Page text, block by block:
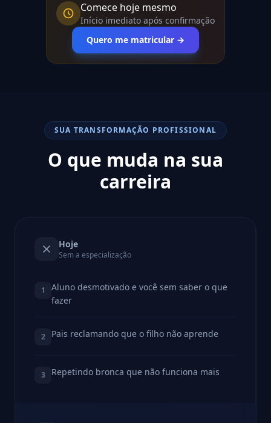
Comece hoje mesmo
Início imediato após confirmação
Quero me matricular →
SUA TRANSFORMAÇÃO PROFISSIONAL
O que muda na sua
carreira
Hoje
Sem a especialização
1
Aluno desmotivado e você sem saber o que
fazer
2 Pais reclamando que o filho não aprende
3 Repetindo bronca que não funciona mais